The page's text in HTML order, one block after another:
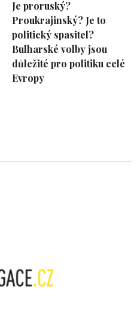
Je proruský?
Proukrajinský? Je to
politický spasitel?
Bulharské volby jsou
důležité pro politiku celé
Evropy